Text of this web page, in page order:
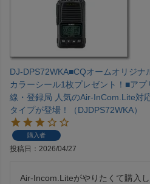
DJ-DPS72WKA■CQオームオリジナ
カラーシール1枚プレゼント！■ア
線・登録局 人気のAir-InCom.Lite対
タイプが登場！（DJDPS72WKA）
購入者
投稿日 2026/04/27
Air-Incom.Liteがやりたくて購入